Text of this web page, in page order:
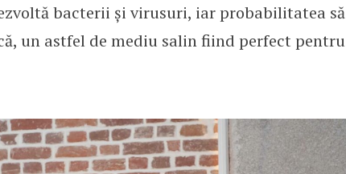
bacterii și virusuri, iar probabilitatea să
un astfel de mediu salin fiind perfect pentru